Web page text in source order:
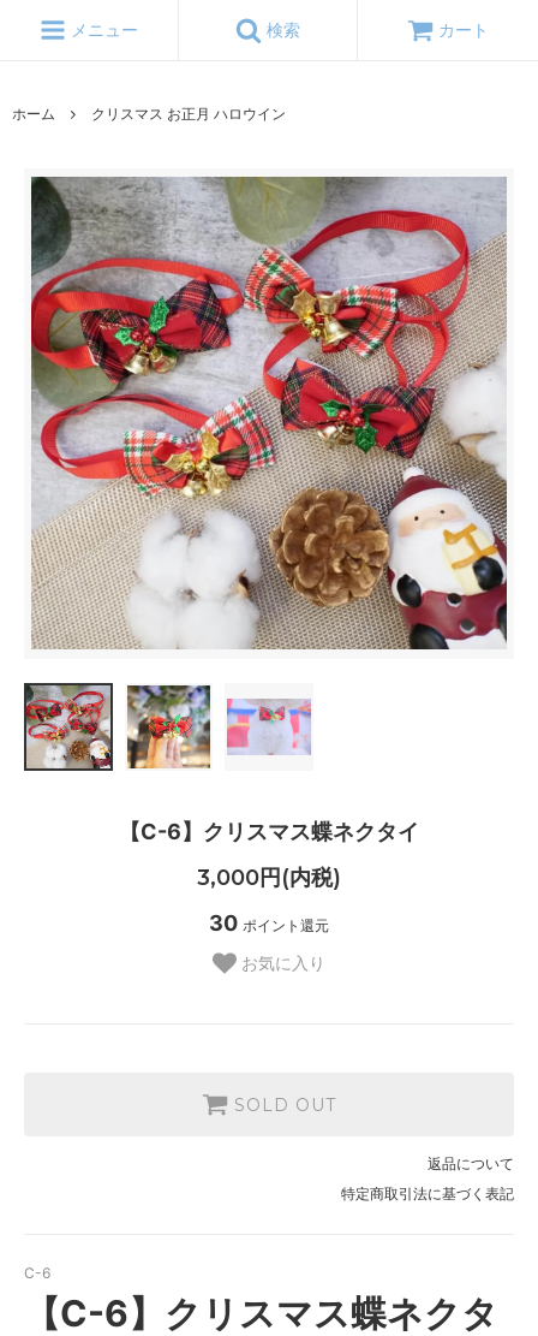
メニュー 検索 カート
ホーム クリスマス お正月 ハロウイン
【C-6】クリスマス蝶ネクタイ
3,000円(内税)
30 ポイント還元
お気に入り
SOLD OUT
返品について
特定商取引法に基づく表記
C-6
【C-6】クリスマス蝶ネクタ